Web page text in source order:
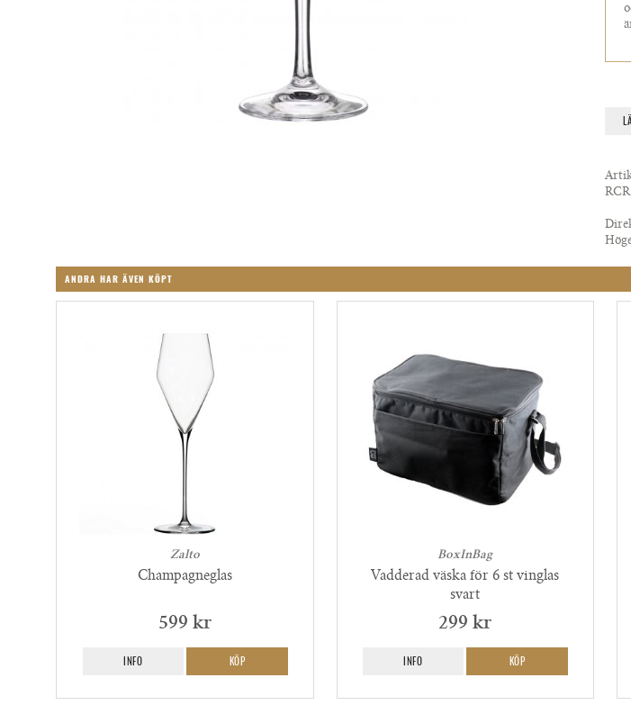
ANDRA HAR ÄVEN KÖPT
Zalto
Champagneglas
599 kr
INFO KÖP
BoxInBag
Vadderad väska för 6 st vinglas
svart
299 kr
INFO KÖP